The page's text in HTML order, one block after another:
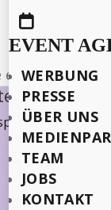

EVENT
WERBUNG
PRESSE
ÜBER UNS
TEAM
JOBS
KONTAKT
erste Bilanz.
wie wir